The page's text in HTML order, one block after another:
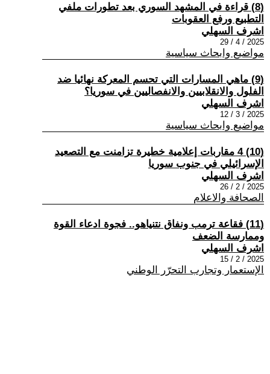
(8) قراءة في المشهد السوري بعد تطورات ملفي
التطبيع ورفع العقوبات
اشرف السهلي
2025 / 4 / 29
مواضيع وابحاث سياسية
(9) ماهي المسارات التي تحسم المعركة نهائيا ضد
الفلول والانقلابيين والانفصاليين في سوريا؟
اشرف السهلي
2025 / 3 / 12
مواضيع وابحاث سياسية
(10) 4 مقاربات إعلامية خطيرة تزامنت مع التصعيد
الإسرائيلي في جنوب سوريا
اشرف السهلي
2025 / 2 / 26
الصحافة والاعلام
(11) فقاعة ترمب ونفاق نتنياهو.. فجوة ادعاء القوة
وممارسة الضعف
اشرف السهلي
2025 / 2 / 15
الإستعمار وتجارب التحرّر الوطني